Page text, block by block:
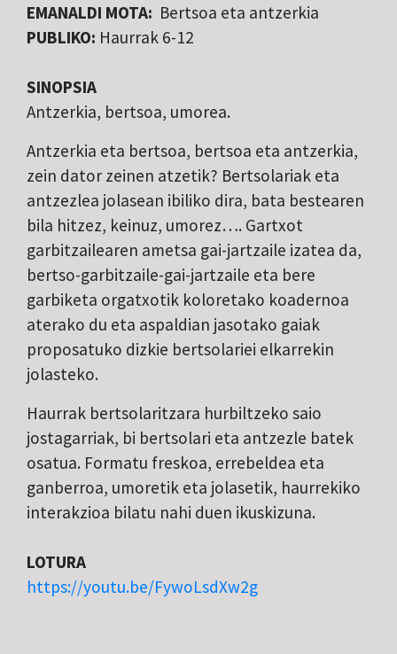
EMANALDI MOTA: Bertsoa eta antzerkia
PUBLIKO: Haurrak 6-12
SINOPSIA
Antzerkia, bertsoa, umorea.
Antzerkia eta bertsoa, bertsoa eta antzerkia,
zein dator zeinen atzetik? Bertsolariak eta
antzezlea jolasean ibiliko dira, bata bestearen
bila hitzez, keinuz, umorez…. Gartxot
garbitzailearen ametsa gai-jartzaile izatea da,
bertso-garbitzaile-gai-jartzaile eta bere
garbiketa orgatxotik koloretako koadernoa
aterako du eta aspaldian jasotako gaiak
proposatuko dizkie bertsolariei elkarrekin
jolasteko.
Haurrak bertsolaritzara hurbiltzeko saio
jostagarriak, bi bertsolari eta antzezle batek
osatua. Formatu freskoa, errebeldea eta
ganberroa, umoretik eta jolasetik, haurrekiko
interakzioa bilatu nahi duen ikuskizuna.
LOTURA
https://youtu.be/FywoLsdXw2g